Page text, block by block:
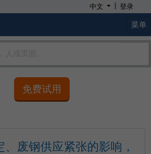
中文 | 登录
菜单
免费试用
、废钢供应紧张的影响，